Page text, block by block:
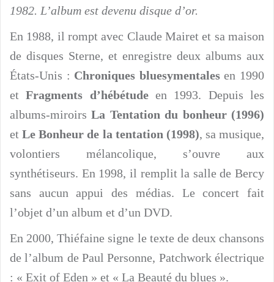
1982. L’album est devenu disque d’or.
En 1988, il rompt avec Claude Mairet et sa maison
de disques Sterne, et enregistre deux albums aux
États-Unis : Chroniques bluesymentalesen 1990
etFragments d’hébétudeen 1993. Depuis les
albums-miroirsLa Tentation du bonheur (1996)
etLe Bonheur de la tentation (1998), sa musique,
volontiers mélancolique, s’ouvre aux
synthétiseurs. En 1998, il remplit la salle de Bercy
sans aucun appui des médias. Le concert fait
l’objet d’un album et d’un DVD.
En 2000, Thiéfaine signe le texte de deux chansons
de l’album de Paul Personne, Patchwork électrique
: « Exit of Eden » et « La Beauté du blues ».